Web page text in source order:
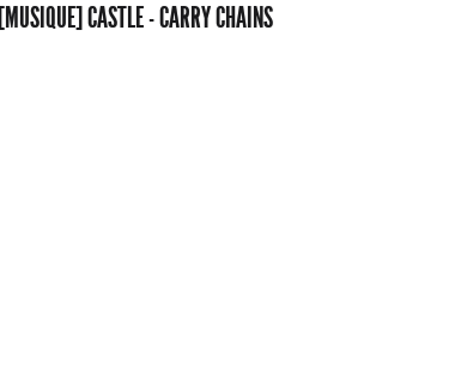
[MUSIQUE] CASTLE - CARRY CHAINS